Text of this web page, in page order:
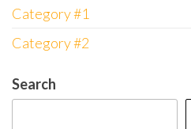
Category #1
Category #2
Search